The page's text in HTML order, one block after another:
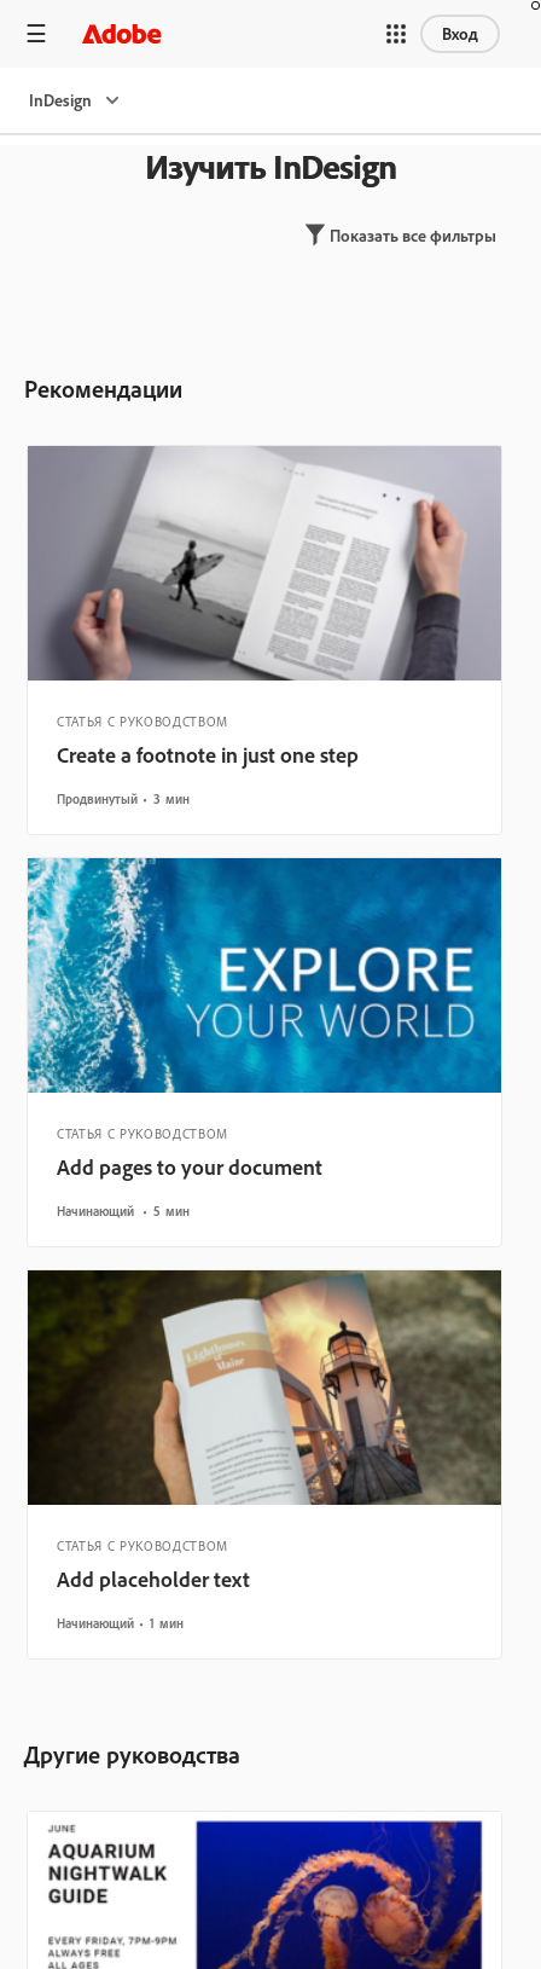
Вход
InDesign
Изучить InDesign
Показать все фильтры
Рекомендации
СТАТЬЯ С РУКОВОДСТВОМ
Create a footnote in just one step
Продвинутый 3 мин
СТАТЬЯ С РУКОВОДСТВОМ
Add pages to your document
Начинающий 5 мин
СТАТЬЯ С РУКОВОДСТВОМ
Add placeholder text
Начинающий 1 мин
Другие руководства